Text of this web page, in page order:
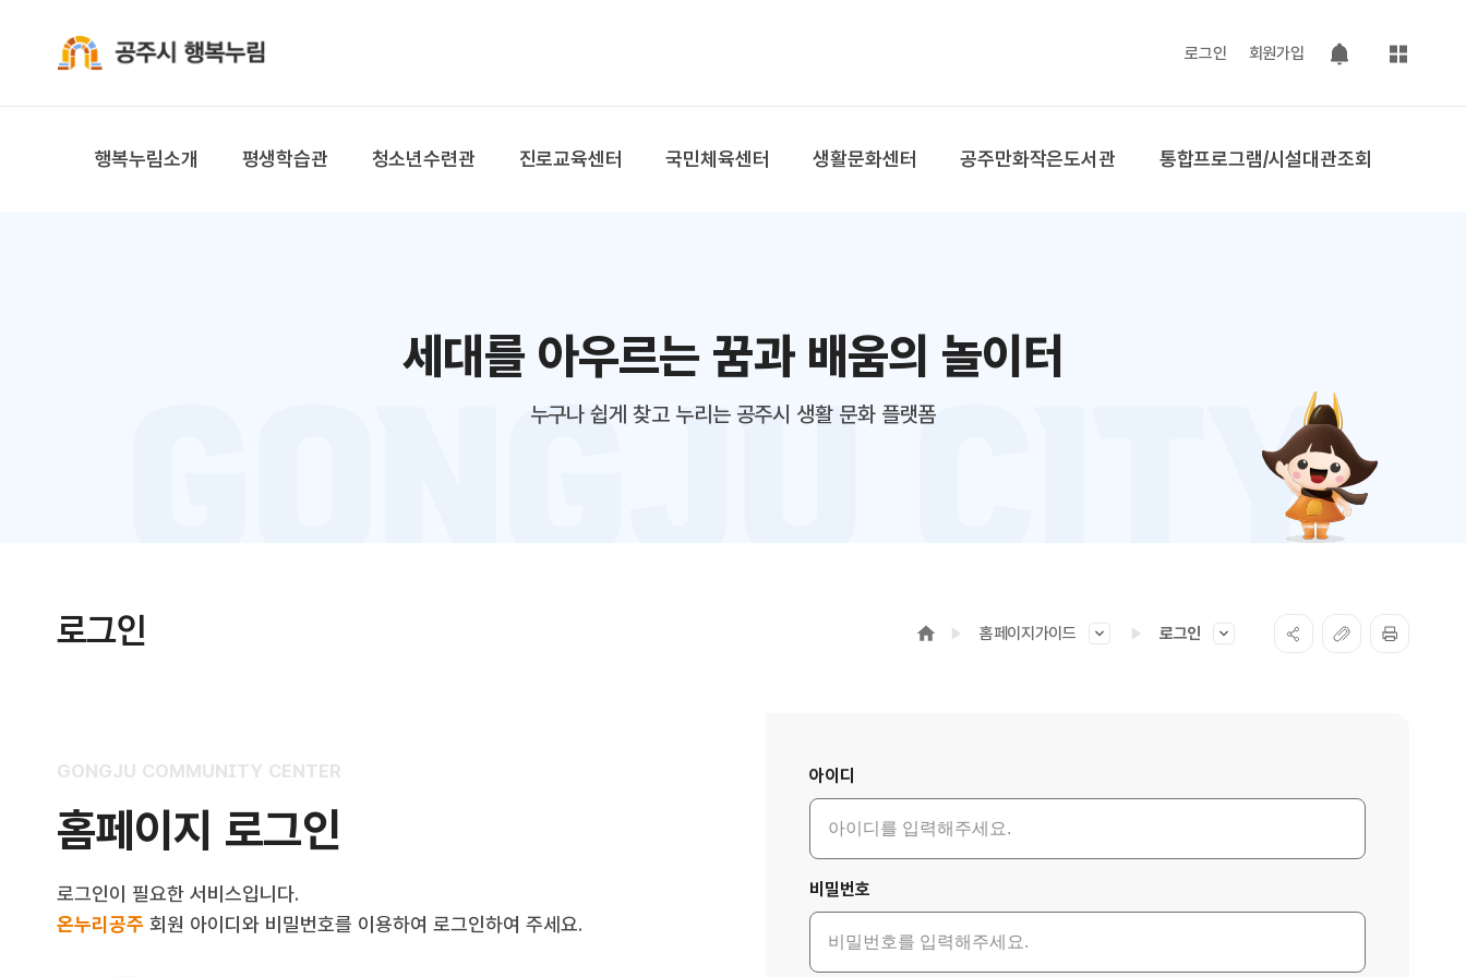
로그인 회원가입
팝업 열기
사이트맵
행복누림소개 평생학습관 청소년수련관 진로교육센터 국민체육센터 생활문화센터 공주만화작은도서관 통합프로그램/시설대관조회
세대를 아우르는 꿈과 배움의 놀이터
누구나 쉽게 찾고 누리는 공주시 생활 문화 플랫폼
로그인 홈페이지가이드 로그인
GONGJU COMMUNITY CENTER
홈페이지 로그인
로그인이 필요한 서비스입니다.
온누리공주 회원 아이디와 비밀번호를 이용하여 로그인하여 주세요.
아이디
비밀번호